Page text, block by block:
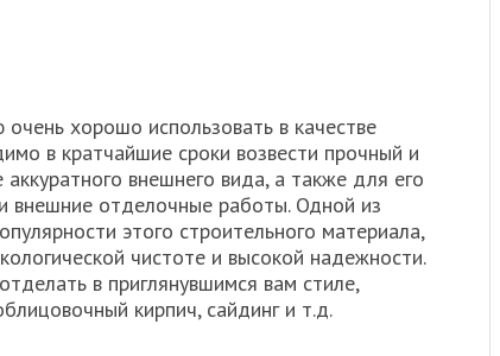
хорошо использовать в качестве
в кратчайшие сроки возвести прочный и
внешнего вида, а также для его
внешние отделочные работы. Одной из
этого строительного материала,
чистоте и высокой надежности.
в приглянувшимся вам стиле,
кирпич, сайдинг и т.д.